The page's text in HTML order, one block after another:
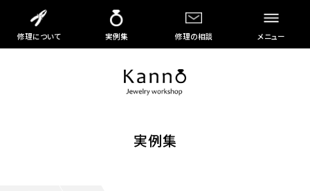
修理について 実例集 修理の相談 メニュー
実例集